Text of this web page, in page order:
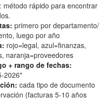
método rápido para encontrar
primero por departamento/
luego por año
rojo=legal, azul=finanzas,
naranja=proveedores
+ rango de fechas:
2026"
cada tipo de documento
(facturas 5-10 años